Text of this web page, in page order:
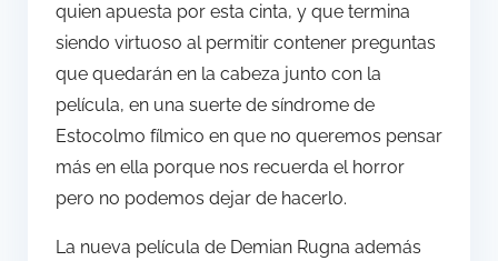
quien apuesta por esta cinta, y que termina
siendo virtuoso al permitir contener preguntas
que quedarán en la cabeza junto con la
película, en una suerte de síndrome de
Estocolmo fílmico en que no queremos pensar
más en ella porque nos recuerda el horror
pero no podemos dejar de hacerlo.
La nueva película de Demian Rugna además